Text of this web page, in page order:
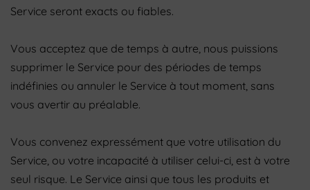
Service seront exacts ou fiables.
Vous acceptez que de temps à autre, nous puissions
supprimer le Service pour des périodes de temps
indéfinies ou annuler le Service à tout moment, sans
vous avertir au préalable.
Vous convenez expressément que votre utilisation du
Service, ou votre incapacité à utiliser celui-ci, est à votre
seul risque. Le Service ainsi que tous les produits et